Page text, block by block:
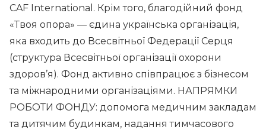
CAF International. Крім того, благодійний фонд
«Твоя опора» — єдина українська організація,
яка входить до Всесвітньої Федерації Серця
(структура Всесвітньої організації охорони
здоров’я). Фонд активно співпрацює з бізнесом
та міжнародними організаціями. НАПРЯМКИ
РОБОТИ ФОНДУ: допомога медичним закладам
та дитячим будинкам, надання тимчасового